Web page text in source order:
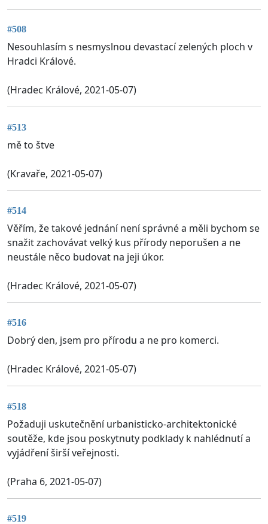
#508
Nesouhlasím s nesmyslnou devastací zelených ploch v
Hradci Králové.
(Hradec Králové, 2021-05-07)
#513
mě to štve
(Kravaře, 2021-05-07)
#514
Věřím, že takové jednání není správné a měli bychom se
snažit zachovávat velký kus přírody neporušen a ne
neustále něco budovat na jeji úkor.
(Hradec Králové, 2021-05-07)
#516
Dobrý den, jsem pro přírodu a ne pro komerci.
(Hradec Králové, 2021-05-07)
#518
Požaduji uskutečnění urbanisticko-architektonické
soutěže, kde jsou poskytnuty podklady k nahlédnutí a
vyjádření širší veřejnosti.
(Praha 6, 2021-05-07)
#519